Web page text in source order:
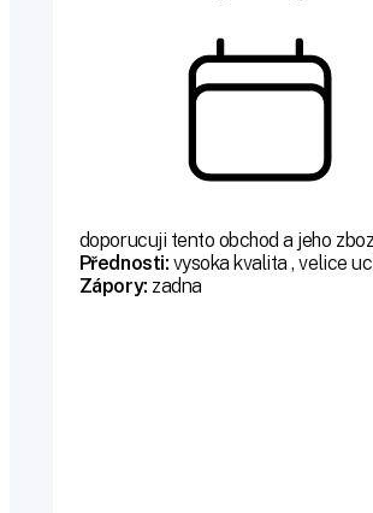
doporucuji tento obchod a jeho
Přednosti: vysoka kvalita , velice
Zápory: zadna